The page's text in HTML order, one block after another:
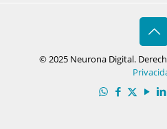
© 2025 Neurona Digital.